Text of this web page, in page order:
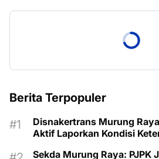
Berita Terpopuler
Disnakertrans Murung
Aktif Laporkan Kondisi
Sekda Murung Raya: PJPK